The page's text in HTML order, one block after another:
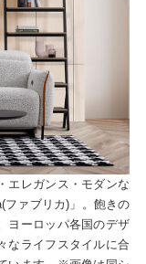
エレガンス・モダンな
ファブリカ)」。飽きの
ヨーロッパ各国のデザ
なライフスタイルに合